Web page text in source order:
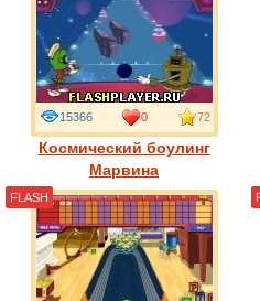
Космический боулинг
Марвина
15366 0 72
FLASH